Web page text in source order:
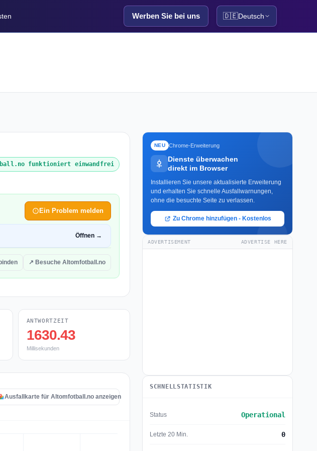
Werben Sie bei uns 🇩🇪Deutsch
funktioniert einwandfrei
Ein Problem melden
Öffnen →
↗ Besuche Altomfotball.no
ANTWORTZEIT
1630.43
Millisekunden
Ausfallkarte für Altomfotball.no anzeigen
NEU Chrome-Erweiterung
Dienste überwachen
direkt im Browser
Installieren Sie unsere aktualisierte Erweiterung
und erhalten Sie schnelle Ausfallwarnungen,
ohne die besuchte Seite zu verlassen.
Zu Chrome hinzufügen - Kostenlos
ADVERTISEMENT ADVERTISE HERE
SCHNELLSTATISTIK
Status Operational
Letzte 20 Min. 0